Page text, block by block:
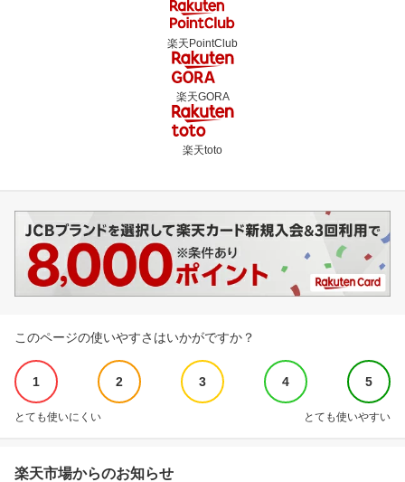
楽天PointClub
楽天GORA
楽天toto
このページの使いやすさはいかがですか？
1 2 3 4 5
とても使いにくい とても使いやすい
楽天市場からのお知らせ